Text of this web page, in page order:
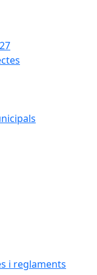
i reglaments